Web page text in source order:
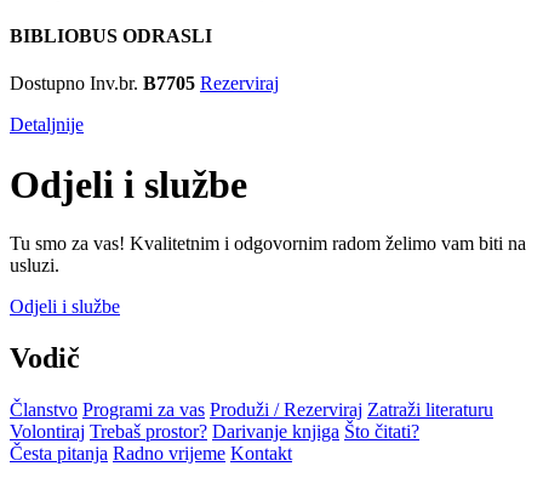
BIBLIOBUS ODRASLI
Dostupno Inv.br. B7705 Rezerviraj
Detaljnije
Odjeli i službe
Tu smo za vas! Kvalitetnim i odgovornim radom želimo vam biti na
usluzi.
Odjeli i službe
Vodič
Članstvo Programi za vas Produži / Rezerviraj Zatraži literaturu
Volontiraj Trebaš prostor? Darivanje knjiga Što čitati?
Česta pitanja Radno vrijeme Kontakt